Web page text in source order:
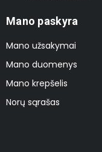
Mano paskyra
Mano užsakymai
Mano duomenys
Mano krepšelis
Norų sąrašas